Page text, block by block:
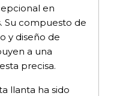
en
Su compuesto de
y diseño de
a una
precisa.
llanta ha sido